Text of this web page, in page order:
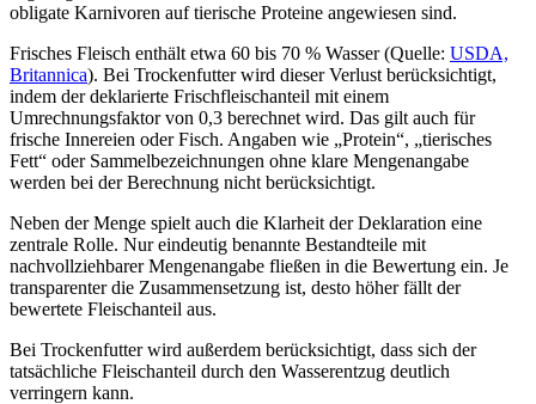
obligate Karnivoren auf tierische Proteine angewiesen sind.
Frisches Fleisch enthält etwa 60 bis 70 % Wasser (Quelle: USDA,
Britannica). Bei Trockenfutter wird dieser Verlust berücksichtigt,
indem der deklarierte Frischfleischanteil mit einem
Umrechnungsfaktor von 0,3 berechnet wird. Das gilt auch für
frische Innereien oder Fisch. Angaben wie „Protein“, „tierisches
Fett“ oder Sammelbezeichnungen ohne klare Mengenangabe
werden bei der Berechnung nicht berücksichtigt.
Neben der Menge spielt auch die Klarheit der Deklaration eine
zentrale Rolle. Nur eindeutig benannte Bestandteile mit
nachvollziehbarer Mengenangabe fließen in die Bewertung ein. Je
transparenter die Zusammensetzung ist, desto höher fällt der
bewertete Fleischanteil aus.
Bei Trockenfutter wird außerdem berücksichtigt, dass sich der
tatsächliche Fleischanteil durch den Wasserentzug deutlich
verringern kann.